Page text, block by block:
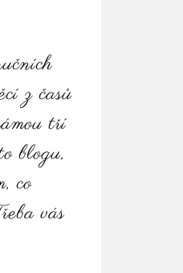
z časů
tří
blogu,
co
vás